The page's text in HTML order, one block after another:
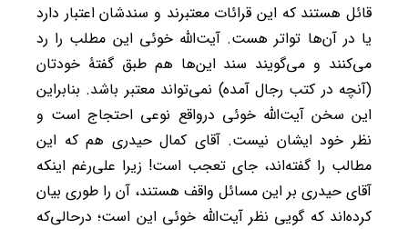
قائل هستند که این قرائات معتبرند و سندشان اعتبار دارد
یا در آن‌ها تواتر هست. آیت‌الله خوئی این مطلب را رد
می‌کنند و می‌گویند سند این‌ها هم طبق گفتۀ خودتان
(آنچه در کتب رجال آمده) نمی‌تواند معتبر باشد. بنابراین
این سخن آیت‌الله خوئی درواقع نوعی احتجاج است و
نظر خود ایشان نیست. آقای کمال حیدری هم که این
مطالب را گفته‌اند، جای تعجب است! زیرا علی‌رغم اینکه
آقای حیدری بر این مسائل واقف هستند، آن را طوری بیان
کرده‌اند که گویی نظر آیت‌الله خوئی این است؛ درحالی‌که